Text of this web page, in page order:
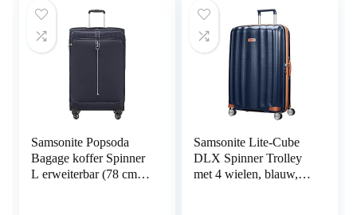
Samsonite Popsoda
Bagage koffer Spinner
L erweiterbar (78 cm –
Samsonite Lite-Cube
DLX Spinner Trolley
met 4 wielen, blauw,